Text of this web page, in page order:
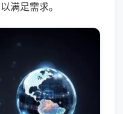
满足需求。